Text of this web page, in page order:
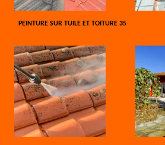
PEINTURE SUR TUILE ET TOITURE 35